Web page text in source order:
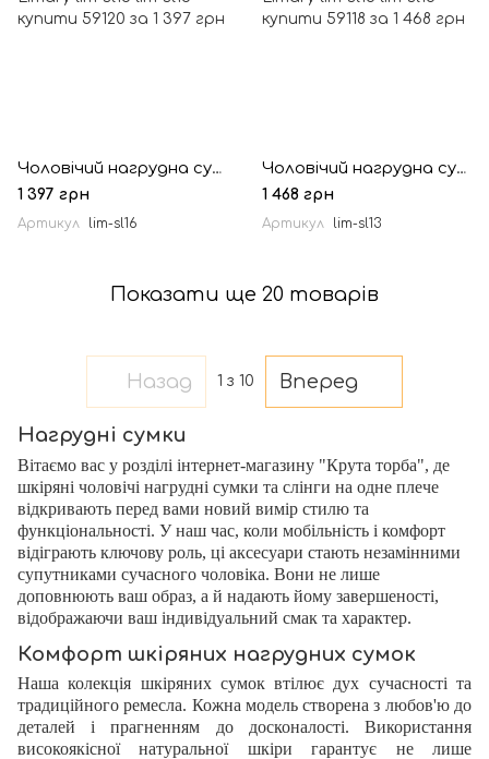
Чоловічий нагрудна сумка слінг рюкзак на одне плече Limary lim-sl16
1 397 грн
Артикул lim-sl16
Чоловічий нагрудна сумка слінг рюкзак на одне плече Limary lim-sl13
1 468 грн
Артикул lim-sl13
Показати ще 20 товарів
Назад 1 з 10 Вперед
Нагрудні сумки
Вітаємо вас у розділі інтернет-магазину "Крута торба", де
шкіряні чоловічі нагрудні сумки та слінги на одне плече
відкривають перед вами новий вимір стилю та
функціональності. У наш час, коли мобільність і комфорт
відіграють ключову роль, ці аксесуари стають незамінними
супутниками сучасного чоловіка. Вони не лише
доповнюють ваш образ, а й надають йому завершеності,
відображаючи ваш індивідуальний смак та характер.
Комфорт шкіряних нагрудних сумок
Наша колекція шкіряних сумок втілює дух сучасності та
традиційного ремесла. Кожна модель створена з любов'ю до
деталей і прагненням до досконалості. Використання
високоякісної натуральної шкіри гарантує не лише